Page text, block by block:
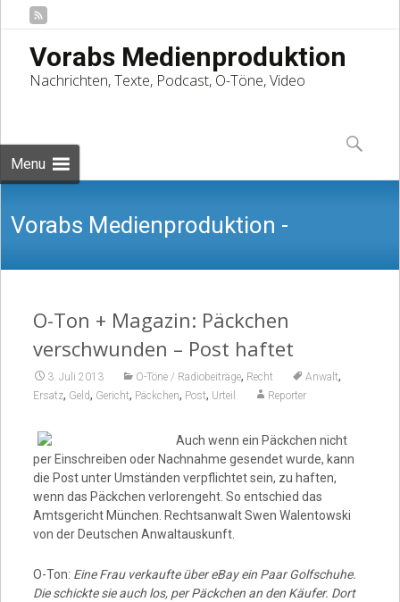
Vorabs Medienproduktion
Nachrichten, Texte, Podcast, O-Töne, Video
Menu
to
content
Suchen
nach:
Vorabs Medienproduktion -
Nachrichten, Texte, Podcast, O-Töne,
Video
O-Ton + Magazin: Päckchen
verschwunden – Post haftet
3. Juli 2013 O-Töne / Radiobeiträge, Recht Anwalt,
Ersatz, Geld, Gericht, Päckchen, Post, Urteil Reporter
Auch wenn ein Päckchen nicht
per Einschreiben oder Nachnahme gesendet wurde, kann
die Post unter Umständen verpflichtet sein, zu haften,
wenn das Päckchen verlorengeht. So entschied das
Amtsgericht München. Rechtsanwalt Swen Walentowski
von der Deutschen Anwaltauskunft.
O-Ton: Eine Frau verkaufte über eBay ein Paar Golfschuhe.
Die schickte sie auch los, per Päckchen an den Käufer. Dort